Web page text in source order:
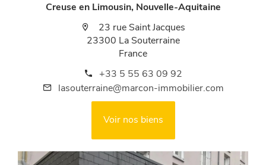
Creuse en Limousin, Nouvelle-Aquitaine
23 rue Saint Jacques
23300 La Souterraine
France
+33 5 55 63 09 92
lasouterraine@marcon-immobilier.com
Voir nos biens